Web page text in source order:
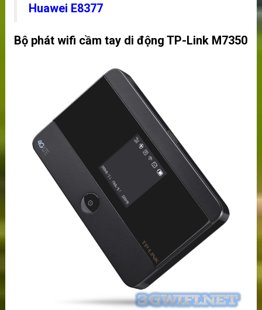
Huawei E8377
Bộ phát wifi cầm tay di động TP-Link M7350